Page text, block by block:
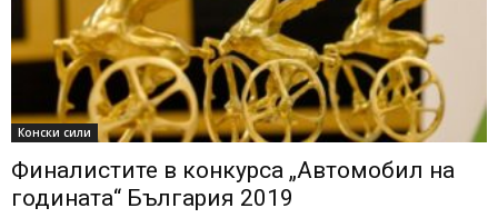
Конски сили
Финалистите в конкурса „Автомобил на
годината“ България 2019